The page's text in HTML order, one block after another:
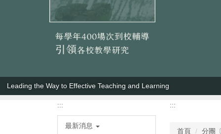
Quality Teaching Is Vital for Improving Student Learning
:::
最新消息
:::
首頁 分團